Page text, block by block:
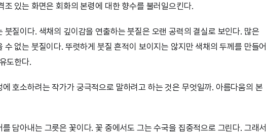
조 있는 화면은 회화의 본령에 대한 향수를 불러일으킨다.
붓질이다. 색채의 깊이감을 연출하는 붓질은 오랜 공력의 결실로 보인다. 많은
수 없는 붓질이다. 뚜렷하게 붓질 흔적이 보이지는 않지만 색채의 두께를 만들어
도한다.
호소하려는 작가가 궁극적으로 말하려고 하는 것은 무엇일까. 아름다움의 본
담아내는 그릇은 꽃이다. 꽃 중에서도 그는 수국을 집중적으로 그린다. 그래서